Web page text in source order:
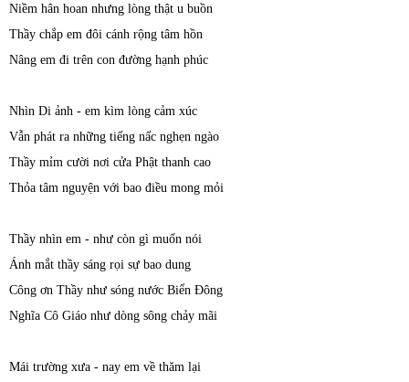
Niềm hân hoan nhưng lòng thật u buồn
Thầy chắp em đôi cánh rộng tâm hồn
Nâng em đi trên con đường hạnh phúc
Nhìn Di ảnh - em kìm lòng cảm xúc
Vẫn phát ra những tiếng nấc nghẹn ngào
Thầy mỉm cười nơi cửa Phật thanh cao
Thỏa tâm nguyện với bao điều mong mỏi
Thầy nhìn em - như còn gì muốn nói
Ánh mắt thầy sáng rọi sự bao dung
Công ơn Thầy như sóng nước Biển Đông
Nghĩa Cô Giáo như dòng sông chảy mãi
Mái trường xưa - nay em về thăm lại